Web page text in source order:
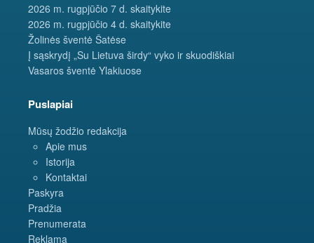
2026 m. rugpjūčio 7 d. skaitykite
2026 m. rugpjūčio 4 d. skaitykite
Žolinės šventė Šatėse
Į sąskrydį „Su Lietuva širdy“ vyko ir skuodiškiai
Vasaros šventė Ylakiuose
Puslapiai
Mūsų žodžio redakcija
Apie mus
Istorija
Kontaktai
Paskyra
Pradžia
Prenumerata
Reklama